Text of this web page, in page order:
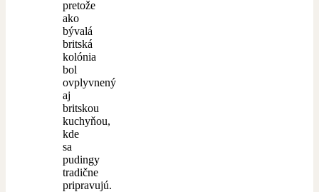
pretože
ako
bývalá
britská
kolónia
bol
ovplyvnený
aj
britskou
kuchyňou,
kde
sa
pudingy
tradične
pripravujú.